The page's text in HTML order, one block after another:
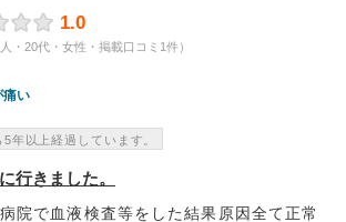
1.0
・20代・女性・掲載口コミ1件）
痛い
年以上経過しています。
行きました。
院で血液検査等をした結果原因全て正常